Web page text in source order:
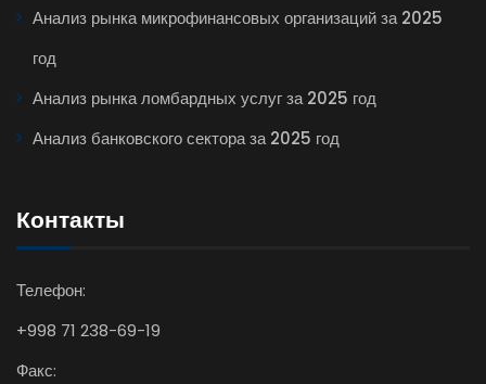
Анализ рынка микрофинансовых организаций за 2025
год
Анализ рынка ломбардных услуг за 2025 год
Анализ банковского сектора за 2025 год
Контакты
Телефон:
+998 71 238-69-19
Факс: